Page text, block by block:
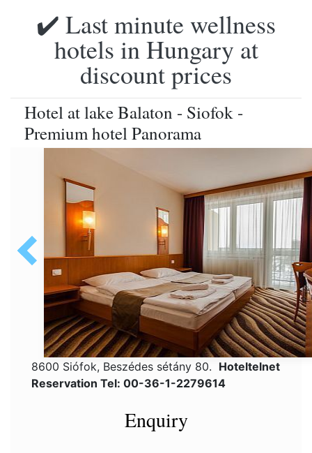
✔️ Last minute wellness
hotels in Hungary at
discount prices
Hotel at lake Balaton - Siofok -
Premium hotel Panorama
8600 Siófok, Beszédes sétány 80. Hoteltelnet
Reservation Tel: 00-36-1-2279614
Enquiry